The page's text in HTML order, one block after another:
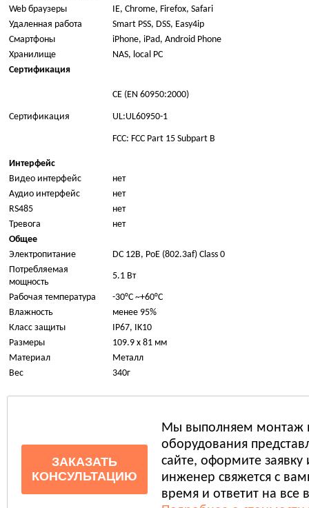
Web браузеры
IE, Chrome, Firefox, Safari
Удаленная работа
Smart PSS, DSS, Easy4ip
Смартфоны
iPhone, iPad, Android Phone
Хранилище
NAS, local PC
Сертификация
Сертификация
CE (EN 60950:2000)
UL:UL60950-1
FCC: FCC Part 15 Subpart B
Интерфейс
Видео интерфейс
нет
Аудио интерфейс
нет
RS485
нет
Тревога
нет
Общее
Электропитание
DC 12В, PoE (802.3af) Class 0
Потребляемая
мощность
5.1 Вт
Рабочая температура
-30°C ~+60°C
Влажность
менее 95%
Класс защиты
IP67, IK10
Размеры
109.9 х 81 мм
Материал
Металл
Вес
340г
ЗАКАЗАТЬ
КОНСУЛЬТАЦИЮ
Мы выполняем монтаж
оборудования
сайте, оформите
инженер свяжется с
время и ответит на все